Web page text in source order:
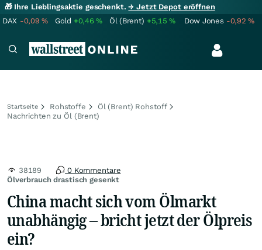
🎁 Ihre Lieblingsaktie geschenkt.→ Jetzt Depot eröffnen
DAX -0,09% Gold +0,46% Öl (Brent) +5,15% Dow Jones -0,92%
Startseite Rohstoffe
Öl (Brent) Rohstoff
Nachrichten zu Öl (Brent)
Ölverbrauch drastisch gesenkt
38189 0 Kommentare
China macht sich vom Ölmarkt
unabhängig – bricht jetzt der Ölpreis
ein?